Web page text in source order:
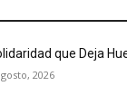
que Deja
2026